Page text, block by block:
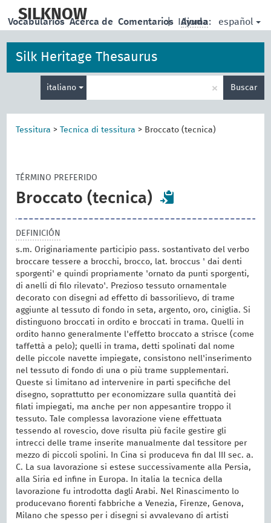
main
SILKNOW | Idioma: español
Vocabularios Acerca de Comentarios Ayuda
Silk Heritage Thesaurus
italiano × Buscar
Tessitura > Tecnica di tessitura > Broccato (tecnica)
TÉRMINO PREFERIDO
Broccato (tecnica)
DEFINICIÓN
s.m. Originariamente participio pass. sostantivato del verbo
broccare tessere a brocchi, brocco, lat. broccus ' dai denti
sporgenti' e quindi propriamente 'ornato da punti sporgenti,
di anelli di filo rilevato'. Prezioso tessuto ornamentale
decorato con disegni ad effetto di bassorilievo, di trame
aggiunte al tessuto di fondo in seta, argento, oro, ciniglia. Si
distinguono broccati in ordito e broccati in trama. Quelli in
ordito hanno generalmente l'effetto broccato a strisce (come
taffettà a pelo); quelli in trama, detti spolinati dal nome
delle piccole navette impiegate, consistono nell'inserimento
nel tessuto di fondo di una o più trame supplementari.
Queste si limitano ad intervenire in parti specifiche del
disegno, soprattutto per economizzare sulla quantità dei
filati impiegati, ma anche per non appesantire troppo il
tessuto. Tale complessa lavorazione viene effettuata
tessendo al rovescio, dove risulta più facile gestire gli
intrecci delle trame inserite manualmente dal tessitore per
mezzo di piccoli spolini. In Cina si produceva fin dal III sec. a.
C. La sua lavorazione si estese successivamente alla Persia,
alla Siria ed infine in Europa. In italia la tecnica della
lavorazione fu introdotta dagli Arabi. Nel Rinascimento lo
producevano fiorenti fabbriche a Venezia, Firenze, Genova,
Milano che spesso per i disegni si avvalevano di artisti